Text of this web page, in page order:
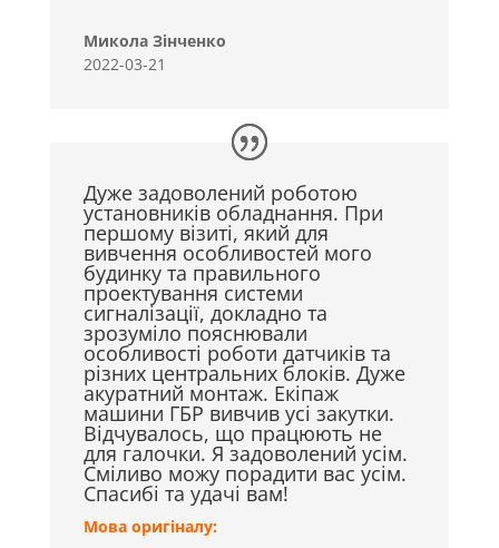
Микола Зінченко
2022-03-21
Дуже задоволений роботою
установників обладнання. При
першому візиті, який для
вивчення особливостей мого
будинку та правильного
проектування системи
сигналізації, докладно та
зрозуміло пояснювали
особливості роботи датчиків та
різних центральних блоків. Дуже
акуратний монтаж. Екіпаж
машини ГБР вивчив усі закутки.
Відчувалось, що працюють не
для галочки. Я задоволений усім.
Сміливо можу порадити вас усім.
Спасибі та удачі вам!
Мова оригіналу: